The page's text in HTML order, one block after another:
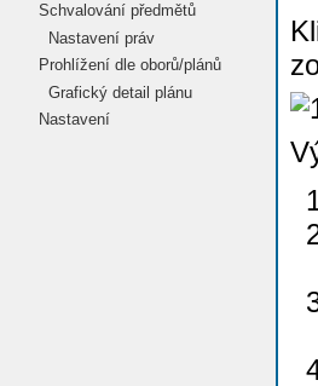
Schvalování předmětů
Nastavení práv
Prohlížení dle oborů/plánů
Grafický detail plánu
Nastavení